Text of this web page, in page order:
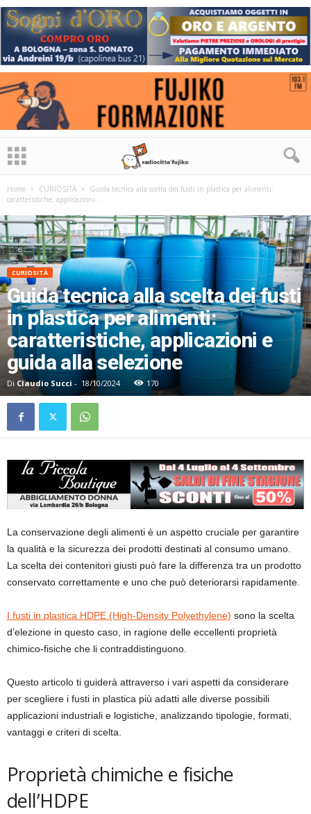
Home CURIOSITÀ
Guida tecnica alla scelta dei fusti in plastica per alimenti:
caratteristiche, applicazioni...
CURIOSITÀ
Guida tecnica alla scelta dei fusti
in plastica per alimenti:
caratteristiche, applicazioni e
guida alla selezione
Di Claudio Succi - 18/10/2024 170
La conservazione degli alimenti è un aspetto cruciale per garantire
la qualità e la sicurezza dei prodotti destinati al consumo umano.
La scelta dei contenitori giusti può fare la differenza tra un prodotto
conservato correttamente e uno che può deteriorarsi rapidamente.
I fusti in plastica HDPE (High-Density Polyethylene) sono la scelta
d’elezione in questo caso, in ragione delle eccellenti proprietà
chimico-fisiche che li contraddistinguono.
Questo articolo ti guiderà attraverso i vari aspetti da considerare
per scegliere i fusti in plastica più adatti alle diverse possibili
applicazioni industriali e logistiche, analizzando tipologie, formati,
vantaggi e criteri di scelta.
Proprietà chimiche e fisiche
dell’HDPE